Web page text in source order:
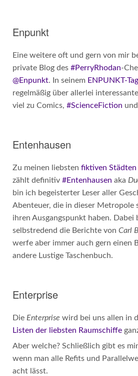
Enpunkt
Eine weitere oft und gern von mir
private Blog des #PerryRhodan-
@Enpunkt. In seinem ENPUNKT-
regelmäßig über allerlei
viel zu Comics, #ScienceFiction
Entenhausen
Zu meinen liebsten fiktiven Städten
zählt definitiv #Entenhausen aka
bin ich begeisterter Leser aller
Abenteuer, die in dieser
ihren Ausgangspunkt haben. Dabei
selbstredend die Berichte von Carl
werfe aber immer auch gern einen
andere Lustige Taschenbuch.
Enterprise
Die Enterprise wird bei uns allen in
Listen der liebsten Raumschiffe
Aber welche? Schließlich gibt es
wenn man alle Refits und
acht lässt.